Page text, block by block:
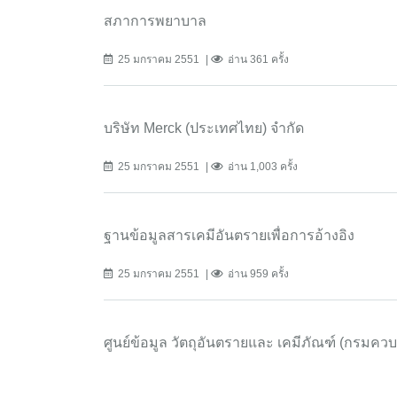
สภาการพยาบาล
25 มกราคม 2551 อ่าน 361 ครั้ง
บริษัท Merck (ประเทศไทย) จำกัด
25 มกราคม 2551 อ่าน 1,003 ครั้ง
ฐานข้อมูลสารเคมีอันตรายเพื่อการอ้างอิง
25 มกราคม 2551 อ่าน 959 ครั้ง
ศูนย์ข้อมูล วัตถุอันตรายและ เคมีภัณฑ์ (กรมคว